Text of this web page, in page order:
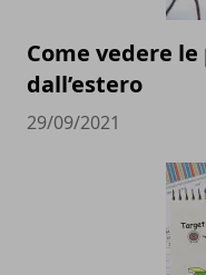
Come vedere
dall’estero
29/09/2021